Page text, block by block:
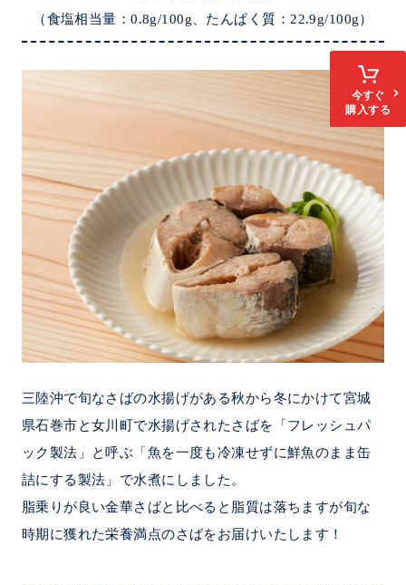
（食塩相当量：0.8g/100g、たんぱく質：22.9g/100g）
三陸沖で旬なさばの水揚げがある秋から冬にかけて宮城
県石巻市と女川町で水揚げされたさばを「フレッシュパ
ック製法」と呼ぶ「魚を一度も冷凍せずに鮮魚のまま缶
詰にする製法」で水煮にしました。
脂乗りが良い金華さばと比べると脂質は落ちますが旬な
時期に獲れた栄養満点のさばをお届けいたします！
今すぐ
購入する